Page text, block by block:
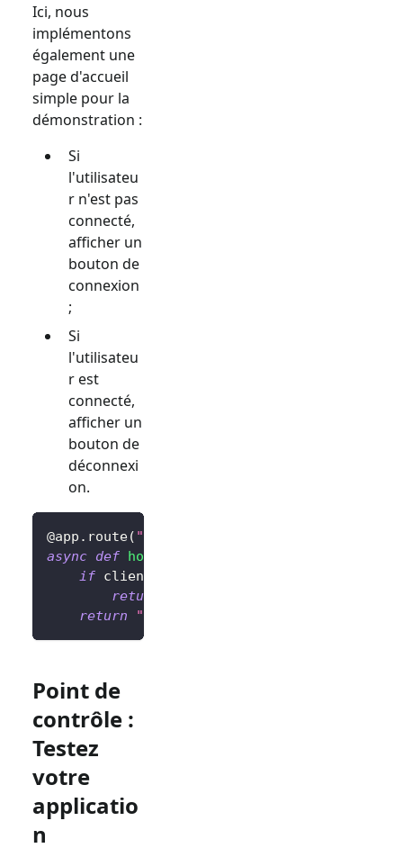
Ici, nous
implémentons
également une
page d'accueil
simple pour la
démonstration :
Si
l'utilisateu
r n'est pas
connecté,
afficher un
bouton de
connexion
;
Si
l'utilisateu
r est
connecté,
afficher un
bouton de
déconnexi
on.
@app . route( "/"
async def home
if client
return
return
"Authentifié <a href='/sign-
Point de
contrôle :
Testez
votre
applicatio
n